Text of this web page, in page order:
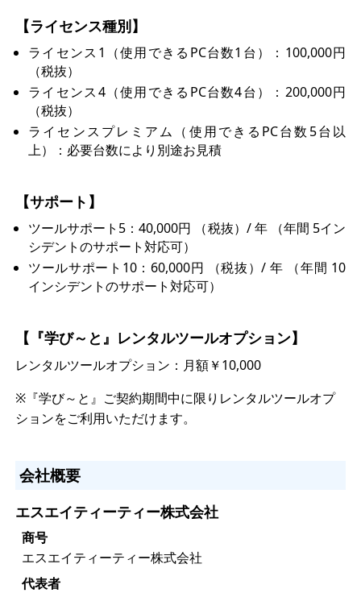
【ライセンス種別】
ライセンス1（使用できるPC台数1台）：100,000円
（税抜）
ライセンス4（使用できるPC台数4台）：200,000円
（税抜）
ライセンスプレミアム（使用できるPC台数5台以
上）：必要台数により別途お見積
【サポート】
ツールサポート5：40,000円 （税抜）/ 年 （年間 5イン
シデントのサポート対応可）
ツールサポート10：60,000円 （税抜）/ 年 （年間 10
インシデントのサポート対応可）
【『学び～と』レンタルツールオプション】
レンタルツールオプション：月額￥10,000
※『学び～と』ご契約期間中に限りレンタルツールオプ
ションをご利用いただけます。
会社概要
エスエイティーティー株式会社
商号
エスエイティーティー株式会社
代表者